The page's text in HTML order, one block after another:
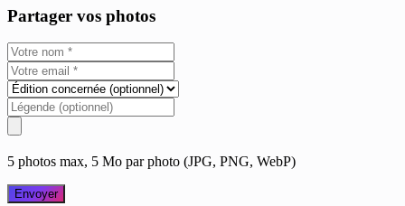
Partager vos photos
5 photos max, 5 Mo par photo (JPG, PNG, WebP)
Envoyer